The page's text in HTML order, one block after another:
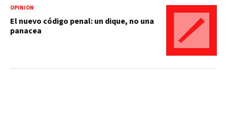
OPINIÓN
El nuevo código penal: un dique, no una
panacea